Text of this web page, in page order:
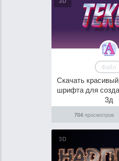
Файл
Скачать
шрифта для
3д
704 просмотров
3D